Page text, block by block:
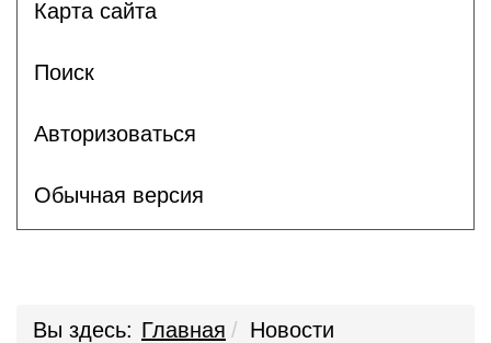
Карта сайта
Поиск
Авторизоваться
Обычная версия
Вы здесь: Главная Новости